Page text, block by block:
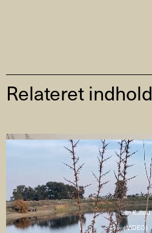
Relateret indhold
Lito Kattou
( VIDEO )